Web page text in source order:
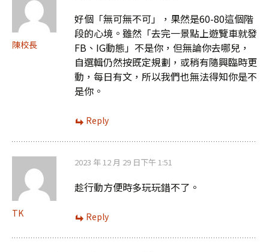
陳校長
好個「無可無不可」，果然是60-80這個階
段的心境。雖然「去完一景點上遊覽車就發
FB、IG動態」不是你，但無論你去哪兒，
自選輯仍然按既定規劃，或稍有隨興臨時更
動，每日有文，所以我們也無法得知你是不
是你。
Reply
TK
2023 年 12 月 29 日下午 1:51
趁行動方便時多玩玩錯不了。
Reply